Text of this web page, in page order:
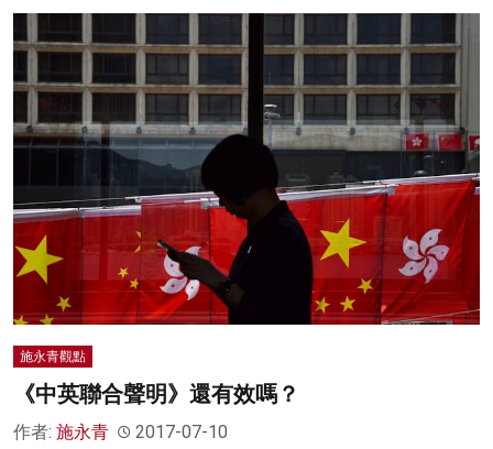
施永青觀點
《中英聯合聲明》還有效嗎？
作者: 施永青 2017-07-10